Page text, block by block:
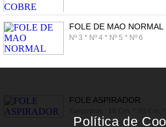
FOLE DE MAO NORMAL
Nº 3 * Nº 4 * Nº 5 * Nº 6
FOLE ASPIRADOR